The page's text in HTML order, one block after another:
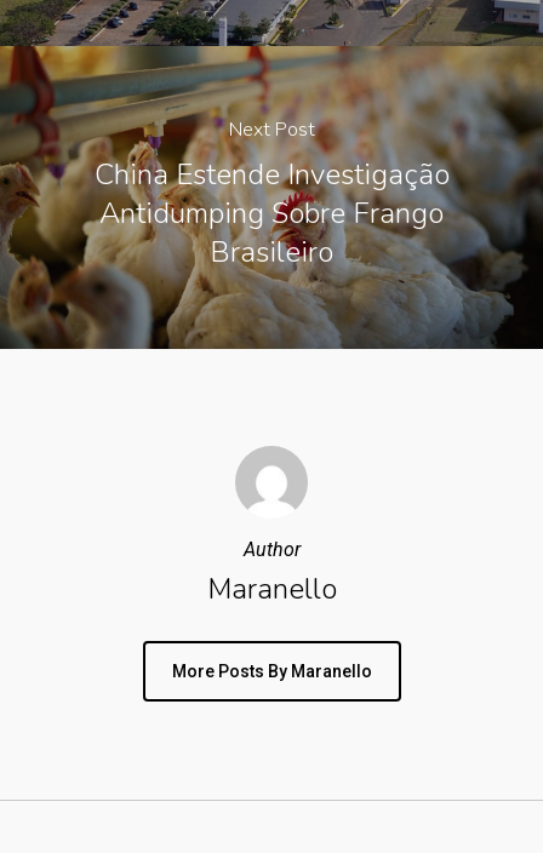
Next Post
China Estende Investigação
Antidumping Sobre Frango
Brasileiro
Author
Maranello
More Posts By Maranello